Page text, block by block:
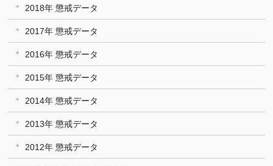
2018年 懲戒データ
2017年 懲戒データ
2016年 懲戒データ
2015年 懲戒データ
2014年 懲戒データ
2013年 懲戒データ
2012年 懲戒データ